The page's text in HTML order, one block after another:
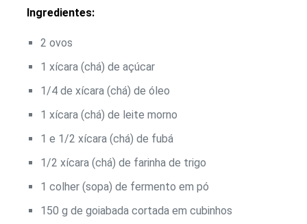
Ingredientes:
2 ovos
1 xícara (chá) de açúcar
1/4 de xícara (chá) de óleo
1 xícara (chá) de leite morno
1 e 1/2 xícara (chá) de fubá
1/2 xícara (chá) de farinha de trigo
1 colher (sopa) de fermento em pó
150 g de goiabada cortada em cubinhos